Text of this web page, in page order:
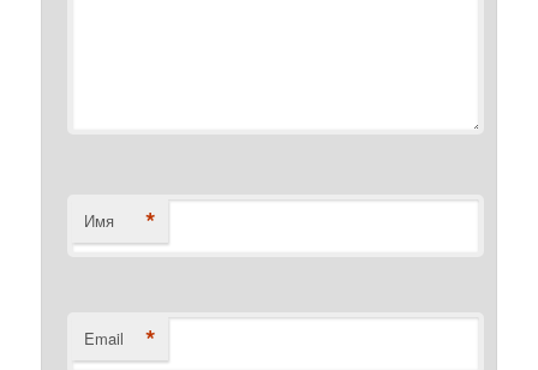
Имя *
Email *